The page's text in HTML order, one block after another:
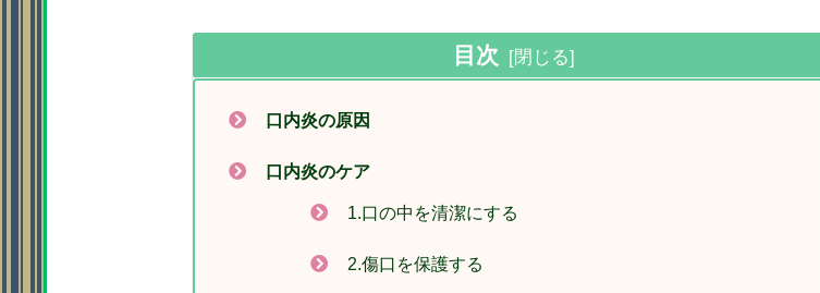
目次
口内炎の原因
口内炎のケア
1.口の中を清潔にする
2.傷口を保護する